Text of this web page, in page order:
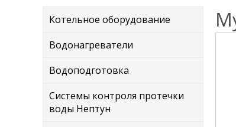
Котельное оборудование
Водонагреватели
Водоподготовка
Системы контроля протечки
воды Нептун